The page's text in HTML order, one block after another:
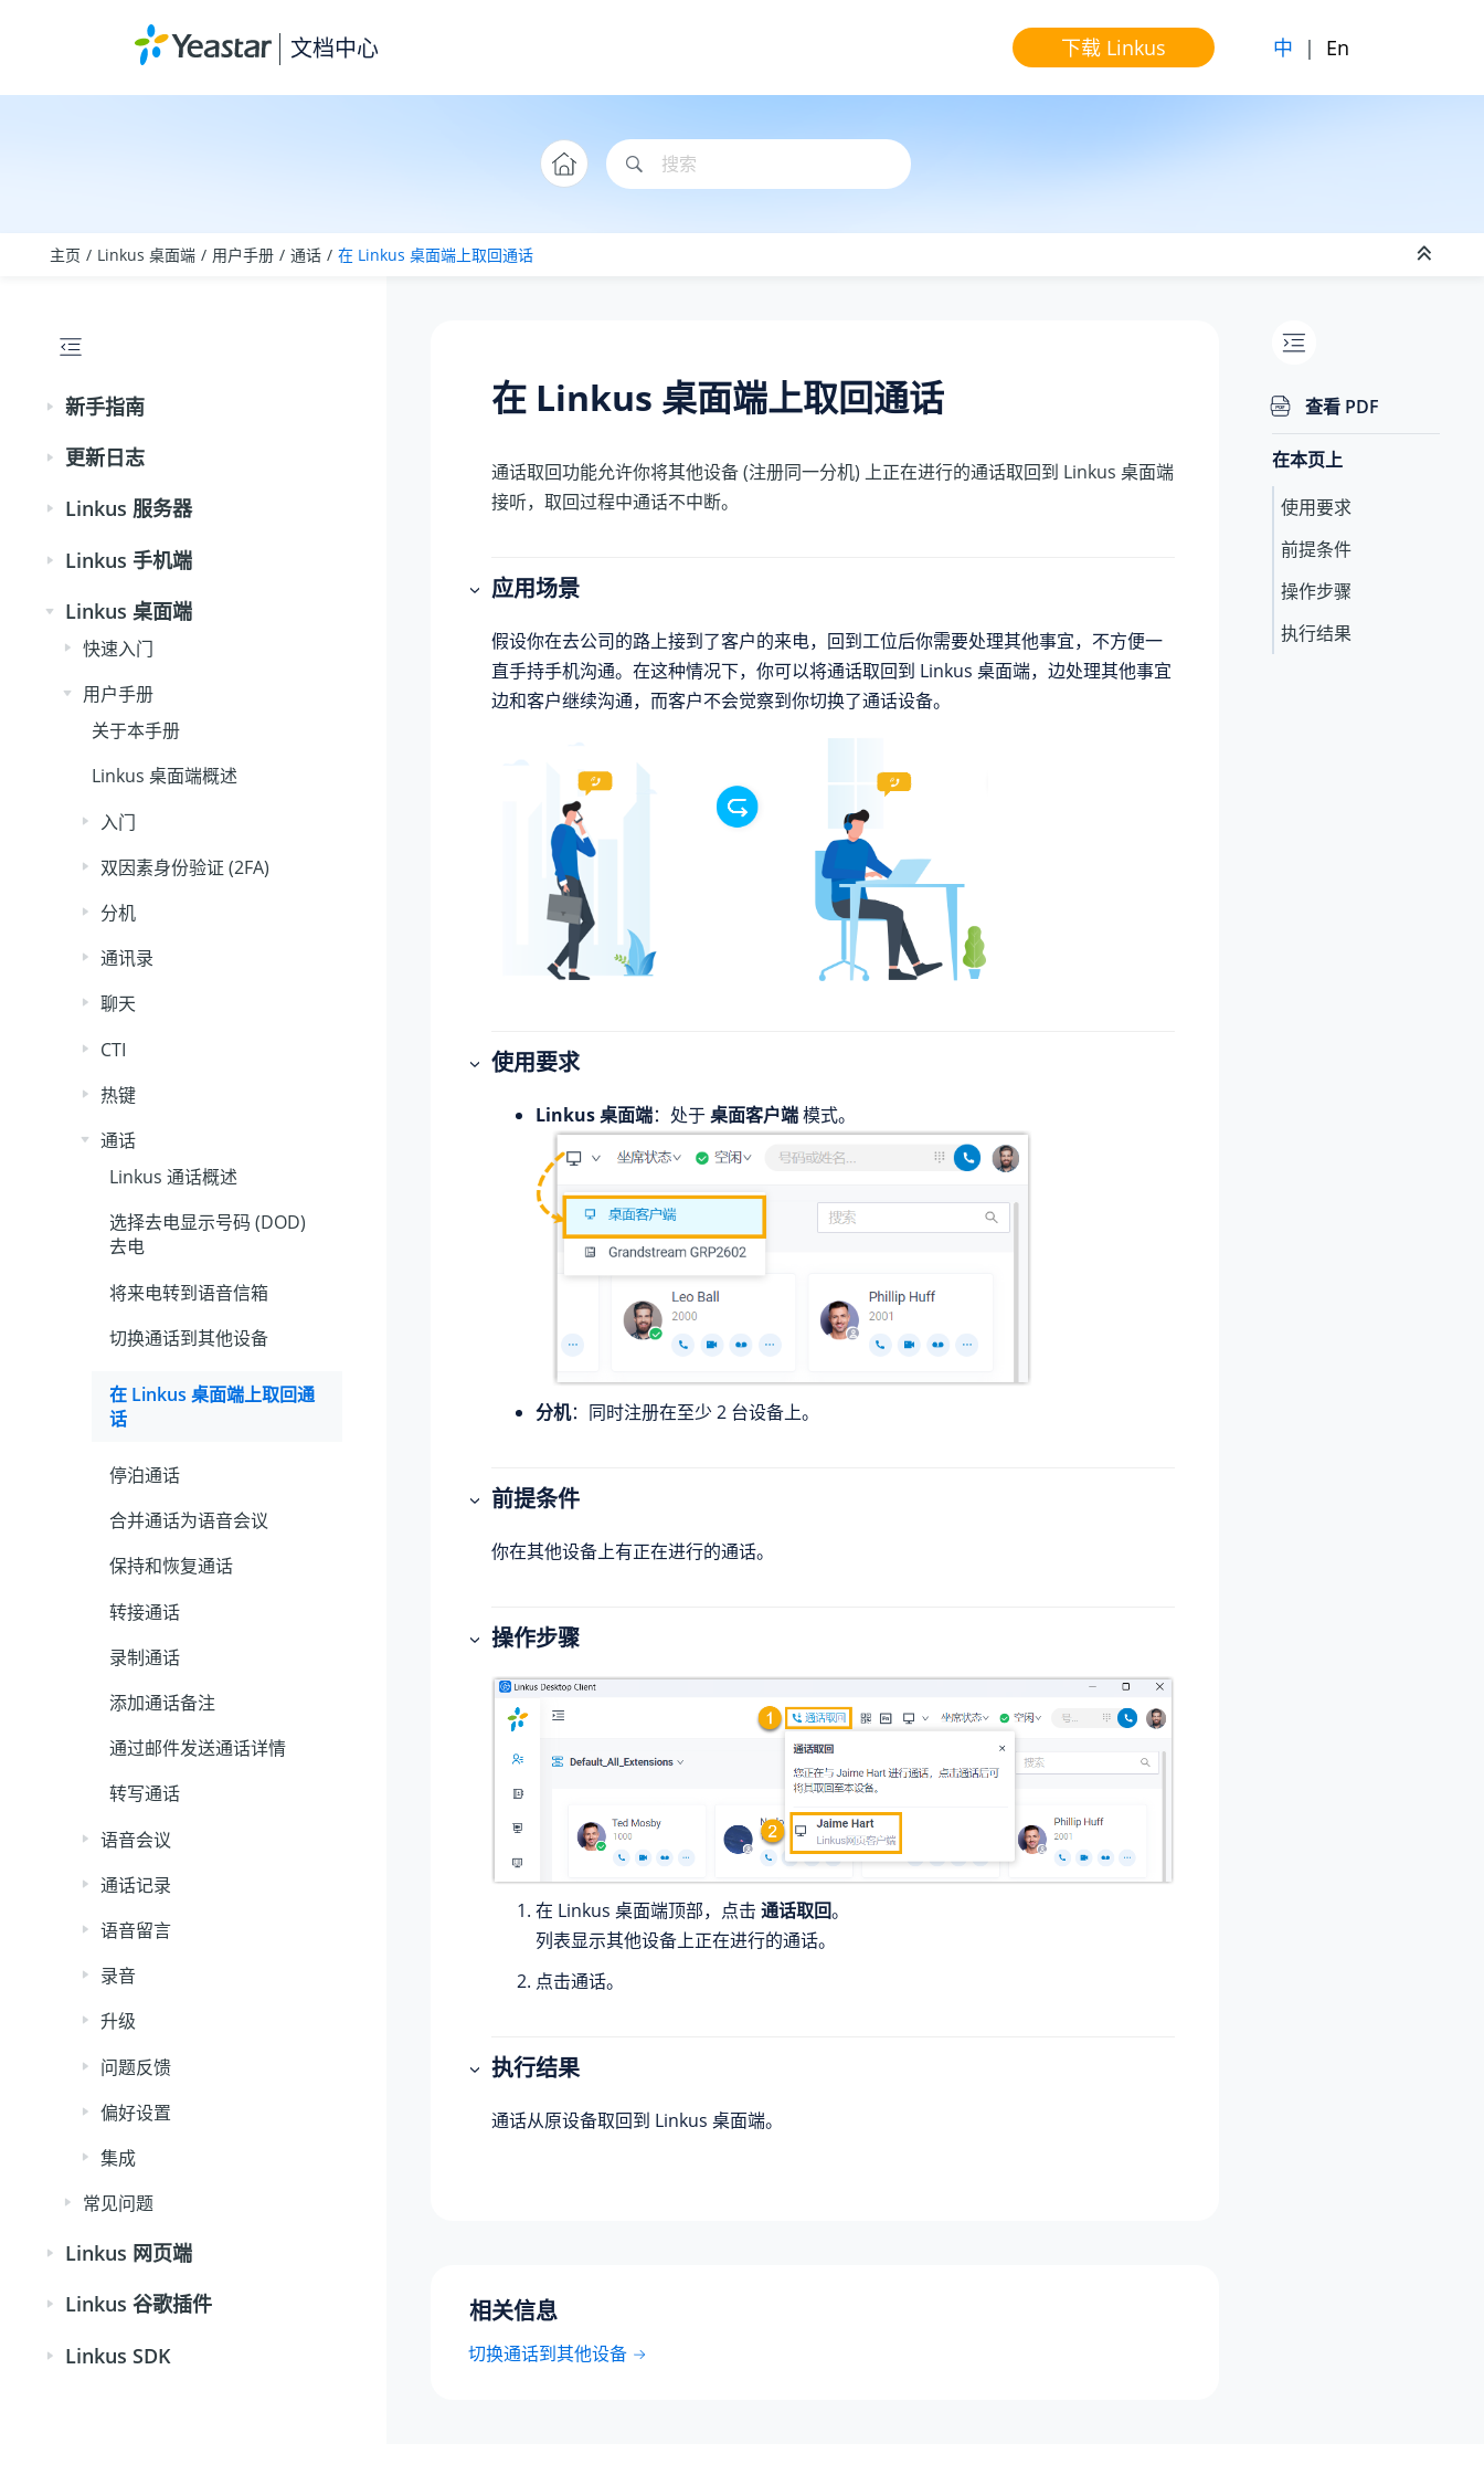
文档中心 下载 Linkus 中 | En
主页 Linkus 桌面端 用户手册 通话 在 Linkus 桌面端上取回通话
新手指南
更新日志
Linkus 服务器
Linkus 手机端
Linkus 桌面端
快速入门
用户手册
关于本手册
Linkus 桌面端概述
入门
双因素身份验证 (2FA)
分机
通讯录
聊天
CTI
热键
通话
Linkus 通话概述
选择去电显示号码 (DOD)
去电
将来电转到语音信箱
切换通话到其他设备
在 Linkus 桌面端上取回通
话
停泊通话
合并通话为语音会议
保持和恢复通话
转接通话
录制通话
添加通话备注
通过邮件发送通话详情
转写通话
语音会议
通话记录
语音留言
录音
升级
问题反馈
偏好设置
集成
常见问题
Linkus 网页端
Linkus 谷歌插件
Linkus SDK
在 Linkus 桌面端上取回通话
通话取回功能允许你将其他设备 (注册同一分机) 上正在进行的通话取回到 Linkus 桌面端
接听，取回过程中通话不中断。
应用场景
假设你在去公司的路上接到了客户的来电，回到工位后你需要处理其他事宜，不方便一
直手持手机沟通。在这种情况下，你可以将通话取回到 Linkus 桌面端，边处理其他事宜
边和客户继续沟通，而客户不会觉察到你切换了通话设备。
使用要求
Linkus 桌面端：处于桌面客户端模式。
分机：同时注册在至少 2 台设备上。
前提条件
你在其他设备上有正在进行的通话。
操作步骤
在 Linkus 桌面端顶部，点击 通话取回。
列表显示其他设备上正在进行的通话。
点击通话。
执行结果
通话从原设备取回到 Linkus 桌面端。
相关信息
切换通话到其他设备
查看 PDF
在本页上
使用要求
前提条件
操作步骤
执行结果